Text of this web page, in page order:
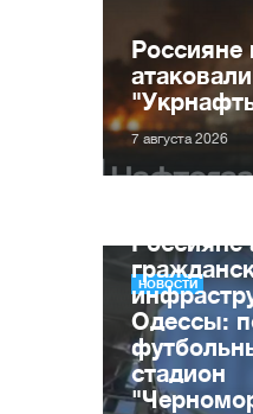
Россияне
7 августа 2026
НОВОСТИ
Россияне
Одессы:
стадион